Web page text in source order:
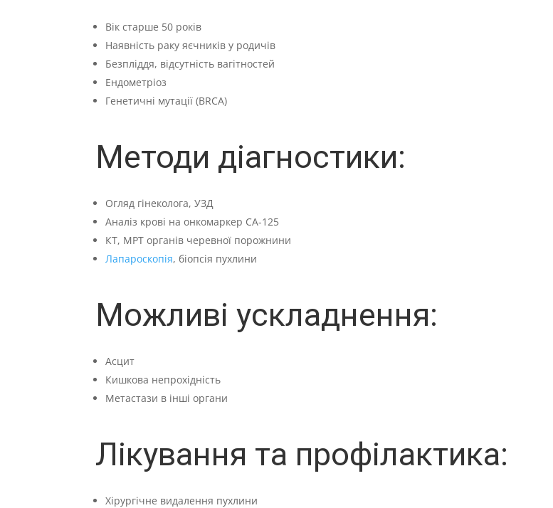
Вік старше 50 років
Наявність раку яєчників у родичів
Безпліддя, відсутність вагітностей
Ендометріоз
Генетичні мутації (BRCA)
Методи діагностики:
Огляд гінеколога, УЗД
Аналіз крові на онкомаркер СА-125
КТ, МРТ органів черевної порожнини
Лапароскопія, біопсія пухлини
Можливі ускладнення:
Асцит
Кишкова непрохідність
Метастази в інші органи
Лікування та профілактика:
Хірургічне видалення пухлини